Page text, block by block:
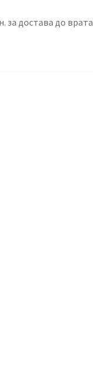
за достава до врата